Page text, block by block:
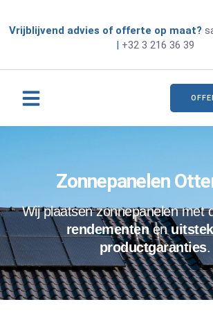
Vrijblijvend advies of offerte op maat?
| +32 3 216 36 39
Zonnepanelen
Wij plaatsen zonnepanelen met
rendementenen
productgaranties.